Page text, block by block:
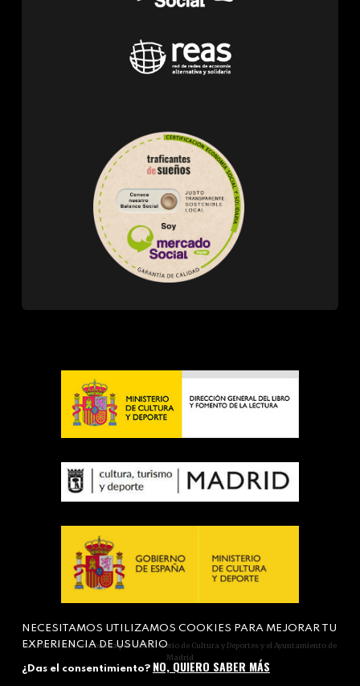
Actividad subvencionada por el Ministerio de Cultura y Deportes y el Ayuntamiento de
Madrid
NECESITAMOS UTILIZAMOS COOKIES PARA MEJORAR TU
EXPERIENCIA DE USUARIO
¿Das el consentimiento? NO, QUIERO SABER MÁS